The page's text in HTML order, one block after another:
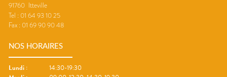
91760 Itteville
Tel : 01 64 93 10 25
Fax : 01 69 90 90 48
NOS HORAIRES
Lundi :
14:30-19:30